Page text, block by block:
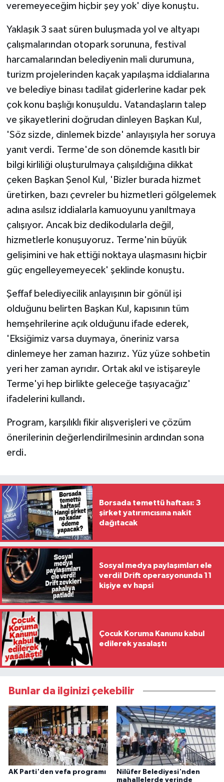
veremeyeceğim hiçbir şey yok' diye konuştu.
Yaklaşık 3 saat süren buluşmada yol ve altyapı
çalışmalarından otopark sorununa, festival
harcamalarından belediyenin mali durumuna,
turizm projelerinden kaçak yapılaşma iddialarına
ve belediye binası tadilat giderlerine kadar pek
çok konu başlığı konuşuldu. Vatandaşların talep
ve şikayetlerini doğrudan dinleyen Başkan Kul,
'Söz sizde, dinlemek bizde' anlayışıyla her soruya
yanıt verdi. Terme'de son dönemde kasıtlı bir
bilgi kirliliği oluşturulmaya çalışıldığına dikkat
çeken Başkan Şenol Kul, 'Bizler burada hizmet
üretirken, bazı çevreler bu hizmetleri gölgelemek
adına asılsız iddialarla kamuoyunu yanıltmaya
çalışıyor. Ancak biz dedikodularla değil,
hizmetlerle konuşuyoruz. Terme'nin büyük
gelişimini ve hak ettiği noktaya ulaşmasını hiçbir
güç engelleyemeyecek' şeklinde konuştu.
Şeffaf belediyecilik anlayışının bir gönül işi
olduğunu belirten Başkan Kul, kapısının tüm
hemşehrilerine açık olduğunu ifade ederek,
'Eksiğimiz varsa duymaya, öneriniz varsa
dinlemeye her zaman hazırız. Yüz yüze sohbetin
yeri her zaman ayrıdır. Ortak akıl ve istişareyle
Terme'yi hep birlikte geleceğe taşıyacağız'
ifadelerini kullandı.
Program, karşılıklı fikir alışverişleri ve çözüm
önerilerinin değerlendirilmesinin ardından sona
erdi.
Borsada temettü haftası: 3
şirket yatırımcısına nakit
dağıtacak
Sosyal medya paylaşımları ele
verdi! Drift operasyonunda 11
kişiye ev hapsi
Çocuk Koruma Kanunu kabul
edilerek yasalaştı
Bunlar da ilginizi çekebilir
AK Parti'den vefa programı
Nilüfer Belediyesi'nden
mahallelerde yerinde